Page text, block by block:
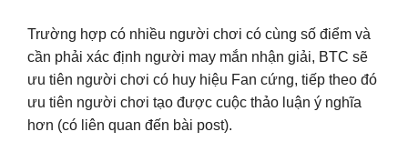
Trường hợp có nhiều người chơi có cùng số điểm và
cần phải xác định người may mắn nhận giải, BTC sẽ
ưu tiên người chơi có huy hiệu Fan cứng, tiếp theo đó
ưu tiên người chơi tạo được cuộc thảo luận ý nghĩa
hơn (có liên quan đến bài post).